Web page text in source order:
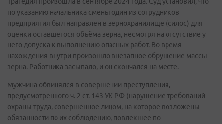
по указанию начальника смены один из сотрудников
предприятия был направлен в зернохранилище (силос) для
оценки оставшегося объёма зерна, несмотря на отсутствие у
него допуска к выполнению опасных работ. Во время
нахождения внутри произошло внезапное обрушение массы
зерна. Работника засыпало, и он скончался на месте.
Мужчина обвинялся в совершении преступления,
предусмотренного ч. 2 ст. 143 УК РФ (нарушение требований
охраны труда, совершенное лицом, на которое возложены
обязанности по их соблюдению, повлекшее по